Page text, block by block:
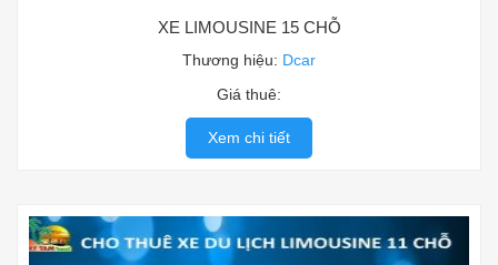
XE LIMOUSINE 15 CHỖ
Thương hiệu: Dcar
Giá thuê:
Xem chi tiết